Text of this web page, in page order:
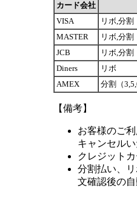
カード会社
VISA
リボ,分割
MASTER
リボ,分割
JCB
リボ,分割
Diners
リボ
AMEX
分割（
【備考】
お客様のご
キャンセルい
クレジット
分割払い、
文確認後の